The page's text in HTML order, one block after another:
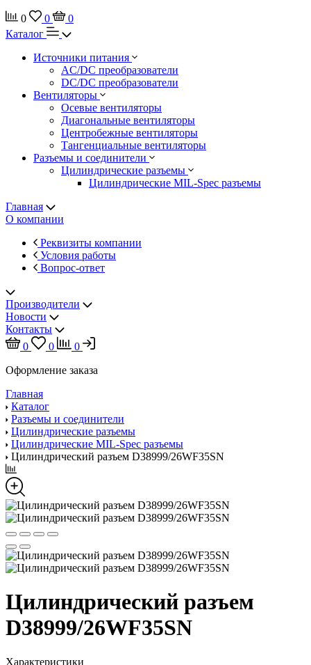
0 0
0
Каталог
Источники питания
AC/DC преобразователи
DC/DC преобразователи
Вентиляторы
Осевые вентиляторы
Диагональные вентиляторы
Центробежные вентиляторы
Тангенциальные вентиляторы
Разъемы и соединители
Цилиндрические разъемы
Цилиндрические MIL-Spec разъемы
Главная
О компании
Реквизиты компании
Условия работы
Вопрос-ответ
Производители
Новости
Контакты
0
0
0
Оформление заказа
Главная
Каталог
Разъемы и соединители
Цилиндрические разъемы
Цилиндрические MIL-Spec разъемы
Цилиндрический разъем D38999/26WF35SN
Цилиндрический разъем
D38999/26WF35SN
Характеристики